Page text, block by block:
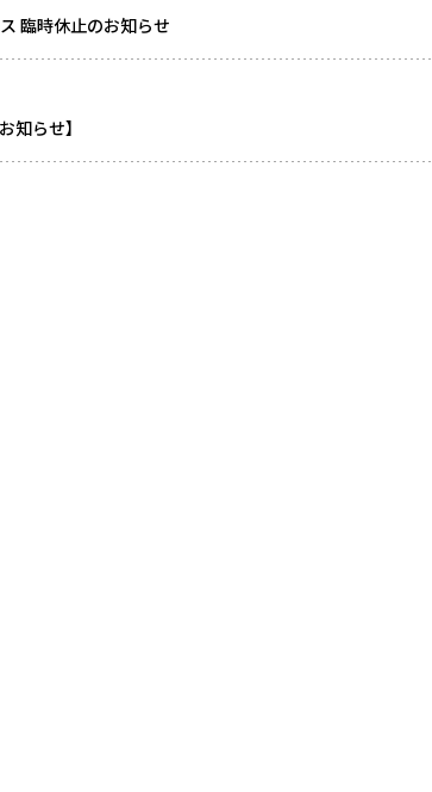
臨時休止のお知らせ
知らせ】